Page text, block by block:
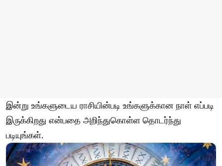
இன்று உங்களுடைய ராசியின்படி உங்களுக்கான நாள் எப்படி
இருக்கிறது என்பதை அறிந்துகொள்ள தொடர்ந்து
படியுங்கள்.